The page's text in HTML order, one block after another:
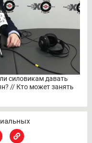
силовикам давать
// Кто может занять